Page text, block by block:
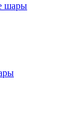
шары